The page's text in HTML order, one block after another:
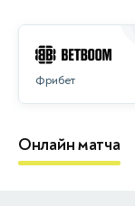
Фрибет
Онлайн матча